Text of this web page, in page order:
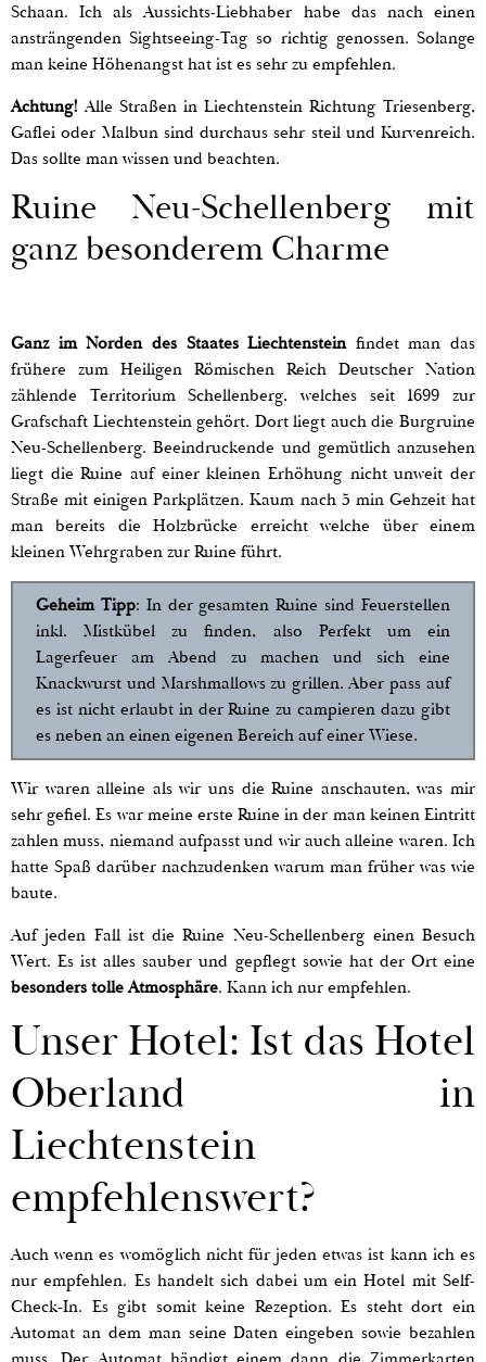
Schaan. Ich als Aussichts-Liebhaber habe das nach einen
ansträngenden Sightseeing-Tag so richtig genossen. Solange
man keine Höhenangst hat ist es sehr zu empfehlen.
Achtung! Alle Straßen in Liechtenstein Richtung Triesenberg,
Gaflei oder Malbun sind durchaus sehr steil und Kurvenreich.
Das sollte man wissen und beachten.
Ruine Neu-Schellenberg mit
ganz besonderem Charme
Ganz im Norden des Staates Liechtensteinfindet man das
frühere zum Heiligen Römischen Reich Deutscher Nation
zählende Territorium Schellenberg, welches seit 1699 zur
Grafschaft Liechtenstein gehört. Dort liegt auch die Burgruine
Neu-Schellenberg. Beeindruckende und gemütlich anzusehen
liegt die Ruine auf einer kleinen Erhöhung nicht unweit der
Straße mit einigen Parkplätzen. Kaum nach 5 min Gehzeit hat
man bereits die Holzbrücke erreicht welche über einem
kleinen Wehrgraben zur Ruine führt.
Geheim Tipp: In der gesamten Ruine sind Feuerstellen
inkl. Mistkübel zu finden, also Perfekt um ein
Lagerfeuer am Abend zu machen und sich eine
Knackwurst und Marshmallows zu grillen. Aber pass auf
es ist nicht erlaubt in der Ruine zu campieren dazu gibt
es neben an einen eigenen Bereich auf einer Wiese.
Wir waren alleine als wir uns die Ruine anschauten, was mir
sehr gefiel. Es war meine erste Ruine in der man keinen Eintritt
zahlen muss, niemand aufpasst und wir auch alleine waren. Ich
hatte Spaß darüber nachzudenken warum man früher was wie
baute.
Auf jeden Fall ist die Ruine Neu-Schellenberg einen Besuch
Wert. Es ist alles sauber und gepflegt sowie hat der Ort eine
besonders tolle Atmosphäre. Kann ich nur empfehlen.
Unser Hotel: Ist das Hotel
Oberland in
Liechtenstein
empfehlenswert?
Auch wenn es womöglich nicht für jeden etwas ist kann ich es
nur empfehlen. Es handelt sich dabei um ein Hotel mit Self-
Check-In. Es gibt somit keine Rezeption. Es steht dort ein
Automat an dem man seine Daten eingeben sowie bezahlen